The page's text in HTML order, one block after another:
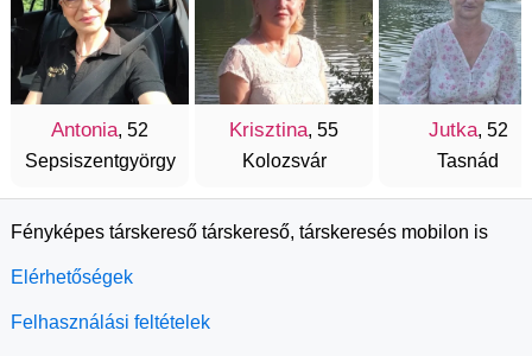
Antonia, 52
Sepsiszentgyörgy
Krisztina, 55
Kolozsvár
Jutka, 52
Tasnád
Fényképes társkereső társkereső, társkeresés mobilon is
Elérhetőségek
Felhasználási feltételek